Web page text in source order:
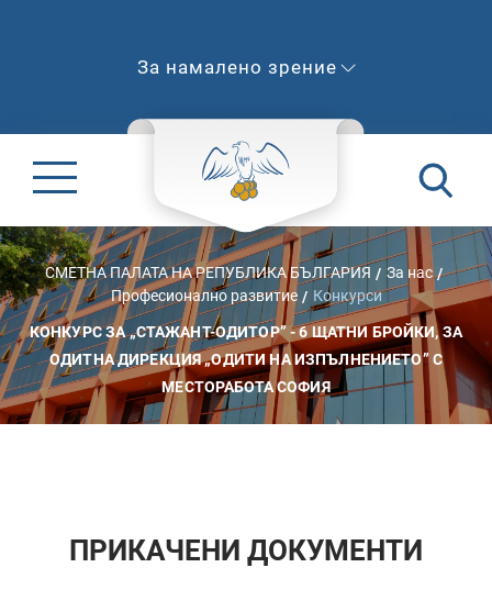
За намалено зрение
СМЕТНА ПАЛАТА НА РЕПУБЛИКА БЪЛГАРИЯ
За нас
Професионално развитие
Конкурси
КОНКУРС ЗА „СТАЖАНТ-ОДИТОР” - 6 ЩАТНИ БРОЙКИ, ЗА
ОДИТНА ДИРЕКЦИЯ „ОДИТИ НА ИЗПЪЛНЕНИЕТО” С
МЕСТОРАБОТА СОФИЯ
ПРИКАЧЕНИ ДОКУМЕНТИ